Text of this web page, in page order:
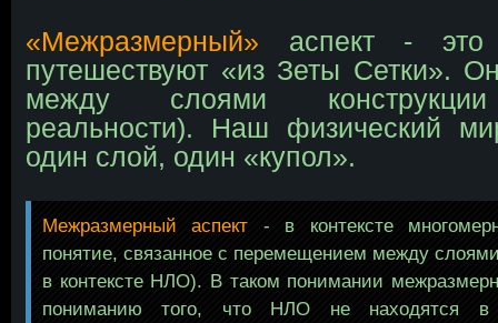
«Межразмерный» аспект -
путешествуют «из Зеты Сетки».
между слоями конструкции
реальности). Наш физический
один слой, один «купол».
Межразмерный аспект - в контексте
понятие, связанное с перемещением между
в контексте НЛО). В таком понимании
пониманию того, что НЛО не находятся в